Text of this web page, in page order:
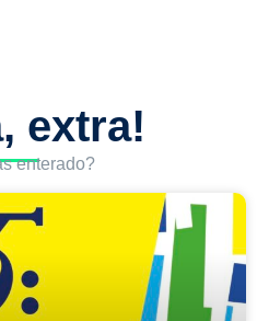
extra!
enterado?